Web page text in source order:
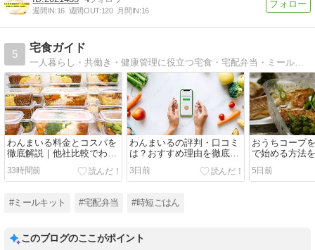
週間IN:16 週間OUT:120 月間IN:16
5
宅食ガイド
一人暮らし・共働き・健康管理に役立つ宅食・宅配弁当・ミールキットを比較して、自炊がつらい日の食事の悩みを解決する情報サイトです。
わんまいる料金とコスパを
徹底解説｜他社比較でわか
る価値
33時間前
わんまいるの評判・口コミ
は？おすすめ理由を徹底解
3日前
おうちコープ
で始める方法
5日前
#ミールキット #宅配弁当 #時短ごはん
このブログのここがポイント